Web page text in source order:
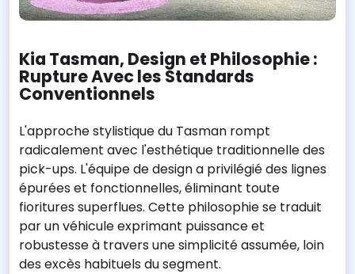
Kia Tasman, Design et Philosophie :
Rupture Avec les Standards
Conventionnels
L'approche stylistique du Tasman rompt
radicalement avec l'esthétique traditionnelle des
pick-ups. L'équipe de design a privilégié des lignes
épurées et fonctionnelles, éliminant toute
fioritures superflues. Cette philosophie se traduit
par un véhicule exprimant puissance et
robustesse à travers une simplicité assumée, loin
des excès habituels du segment.